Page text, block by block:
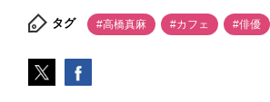
タグ #高橋真麻 #カフェ #俳優